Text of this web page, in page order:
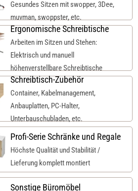
Gesundes Sitzen mit swopper, 3Dee,
muvman, swoppster, etc.
Ergonomische Schreibtische
Arbeiten im Sitzen und Stehen:
Elektrisch und manuell
höhenverstellbare Schreibtische
Schreibtisch-Zubehör
Container, Kabelmanagement,
Anbauplatten, PC-Halter,
Unterbauschubladen, etc.
Profi-Serie Schränke und Regale
Höchste Qualität und Stabilität /
Lieferung komplett montiert
Sonstige Büromöbel